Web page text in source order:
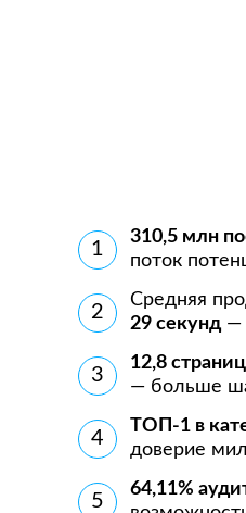
1
Средняя
29 секунд—
2
4
3
5
64,11%
12,8
— больше
ТОП-1 в
доверие
310,5 млн
поток